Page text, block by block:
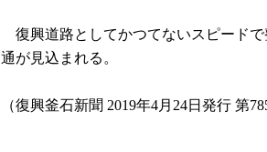
復興道路としてかつてないスピード
通が見込まれる。
（復興釜石新聞 2019年4月24日発行 第